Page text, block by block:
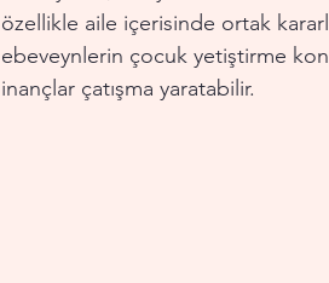
özellikle aile içerisinde ortak
ebeveynlerin çocuk yetiştirme
inançlar çatışma yaratabilir.